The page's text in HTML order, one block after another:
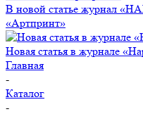
В новой статье журнал
«Артпринт»
Новая статья в журнале
Главная
-
Каталог
-